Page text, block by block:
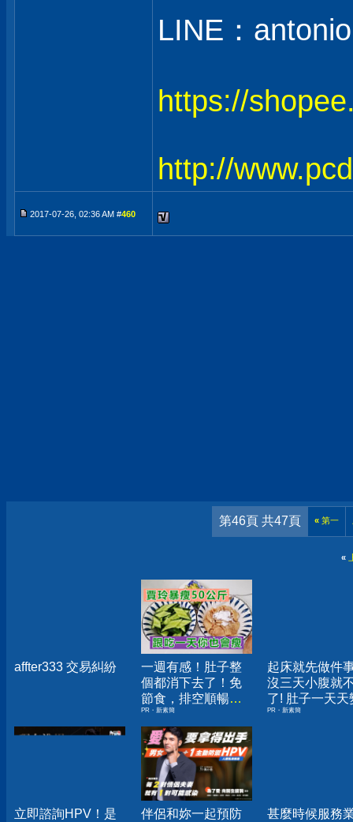
LINE：
https://
http://
2017-07-26, 02:36 AM #460
第46頁 共47頁 « 第一
«
affter333 交易糾紛
一週有感！肚子整
個都消下去了！免
節食，排空順暢就
夠
PR・新素簡
起床就先做件
沒三天小腹就
了! 肚子一天天
小！
PR・新素簡
立即諮詢HPV！是
伴侶和妳一起預防
甚麼時候服務